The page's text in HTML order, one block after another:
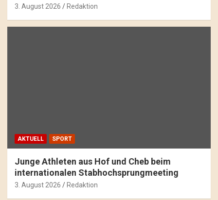
3. August 2026 Redaktion
AKTUELL SPORT
Junge Athleten aus Hof und Cheb beim
internationalen Stabhochsprungmeeting
3. August 2026 Redaktion